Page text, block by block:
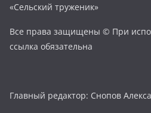
«Сельский труженик»
Все права защищены © При
ссылка обязательна
Главный редактор: Снопов